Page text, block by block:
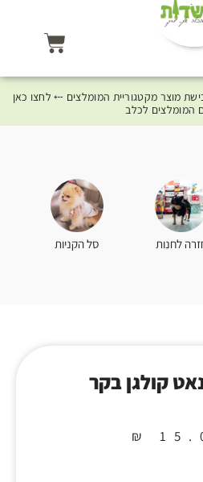
מוצר מקטגוריית המומלצים ⤎ לחצו כאן
המומלצים לכלב
לחנות סל הקניות
קולגן בקר
₪